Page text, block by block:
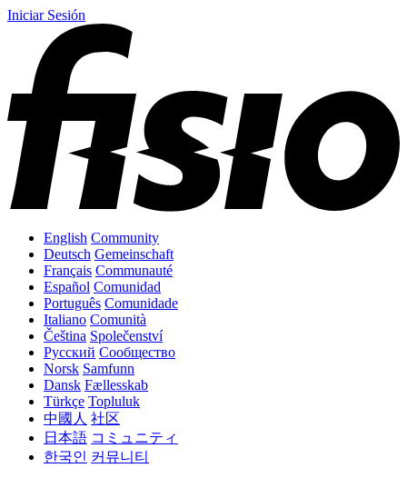
Iniciar Sesión
English Community
Deutsch Gemeinschaft
Français Communauté
Español Comunidad
Português Comunidade
Italiano Comunità
Čeština Společenství
Русский Сообщество
Norsk Samfunn
Dansk Fællesskab
Türkçe Topluluk
中國人 社区
日本語 コミュニティ
한국인 커뮤니티